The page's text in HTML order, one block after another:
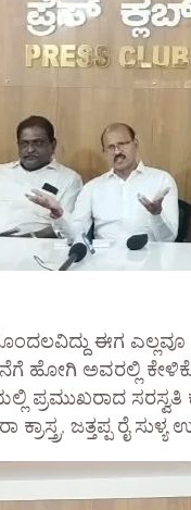
ಗೊಂದಲವಿದ್ದು ಈಗ
ಹೋಗಿ ಅವರಲ್ಲಿ
ಪ್ರಮುಖರಾದ
ಜತ್ತಪ್ಪ ರೈ ಸುಳ್ಯ